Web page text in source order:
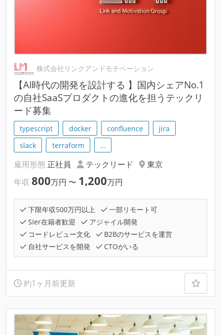
株式会社リンクアンドモチベーション
【AI時代の開発を設計する 】国内シェアNo.1
の自社SaaSプロダクトの進化を担うテックリ
ード募集
typescript docker confluence
jira
slack
terraform …
雇用形態 正社員 テックリード
東京
年収 800万円 〜 1,200万円
下限年収500万円以上
一部リモート可
SIer在籍者歓迎
アジャイル開発
コードレビュー文化
B2Bのサービスを運営
自社サービスを開発
CTOがいる
約1ヶ月前更新